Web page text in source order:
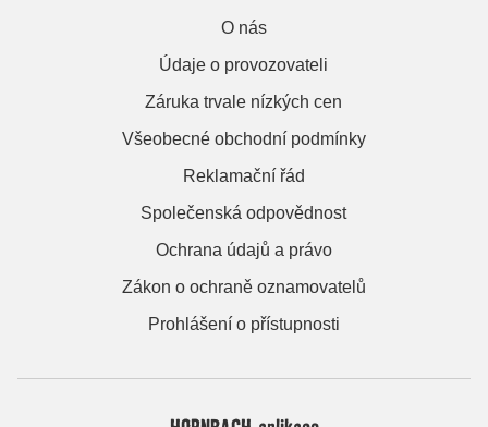
O nás
Údaje o provozovateli
Záruka trvale nízkých cen
Všeobecné obchodní podmínky
Reklamační řád
Společenská odpovědnost
Ochrana údajů a právo
Zákon o ochraně oznamovatelů
Prohlášení o přístupnosti